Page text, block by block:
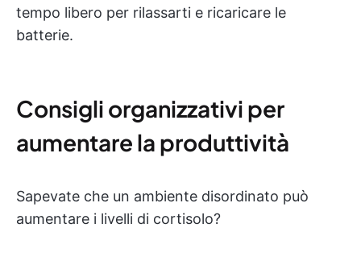
tempo libero per rilassarti e ricaricare le
batterie.
Consigli organizzativi per
aumentare la produttività
Sapevate che un ambiente disordinato può
aumentare i livelli di cortisolo?